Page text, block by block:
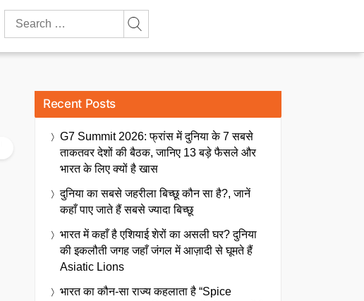
Search
Recent Posts
G7 Summit 2026: फ्रांस में दुनिया के 7 सबसे
ताकतवर देशों की बैठक, जानिए 13 बड़े फैसले और
भारत के लिए क्यों है खास
दुनिया का सबसे जहरीला बिच्छू कौन सा है?, जानें
कहाँ पाए जाते हैं सबसे ज्यादा बिच्छू
भारत में कहाँ है एशियाई शेरों का असली घर? दुनिया
की इकलौती जगह जहाँ जंगल में आज़ादी से घूमते हैं
Asiatic Lions
भारत का कौन-सा राज्य कहलाता है “Spice